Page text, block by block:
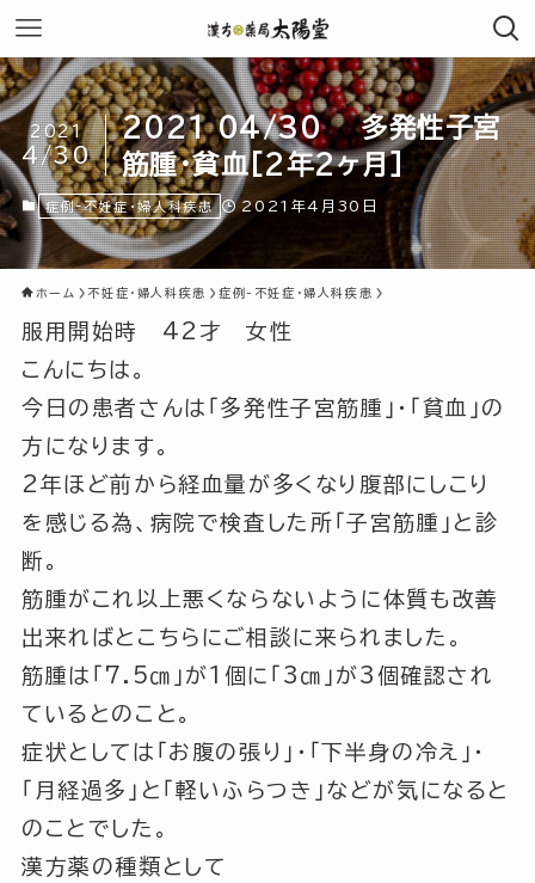
2021 04/30 多発性子宮
筋腫・貧血[2年2ヶ月]
2021
4/30
症例-不妊症・婦人科疾患 2021年4月30日
ホーム 不妊症・婦人科疾患 症例-不妊症・婦人科疾患
服用開始時 42才 女性
こんにちは。
今日の患者さんは「多発性子宮筋腫」・「貧血」の
方になります。
2年ほど前から経血量が多くなり腹部にしこり
を感じる為、病院で検査した所 「子宮筋腫」 と診
断。
筋腫がこれ以上悪くならないように体質も改善
出来ればとこちらにご相談に来られました。
筋腫は
「7.5㎝」 が1個に 「3㎝」 が3個確認され
ているとのこと。
症状としては
「お腹の張り」 ・ 「下半身の冷え」 ・
「月経過多」 と 「軽いふらつき」 などが気になると
のことでした。
漢方薬の種類として